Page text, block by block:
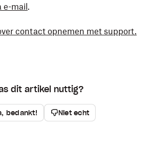
e-mail .
contact opnemen met support.
dit artikel nuttig?
bedankt! Niet echt